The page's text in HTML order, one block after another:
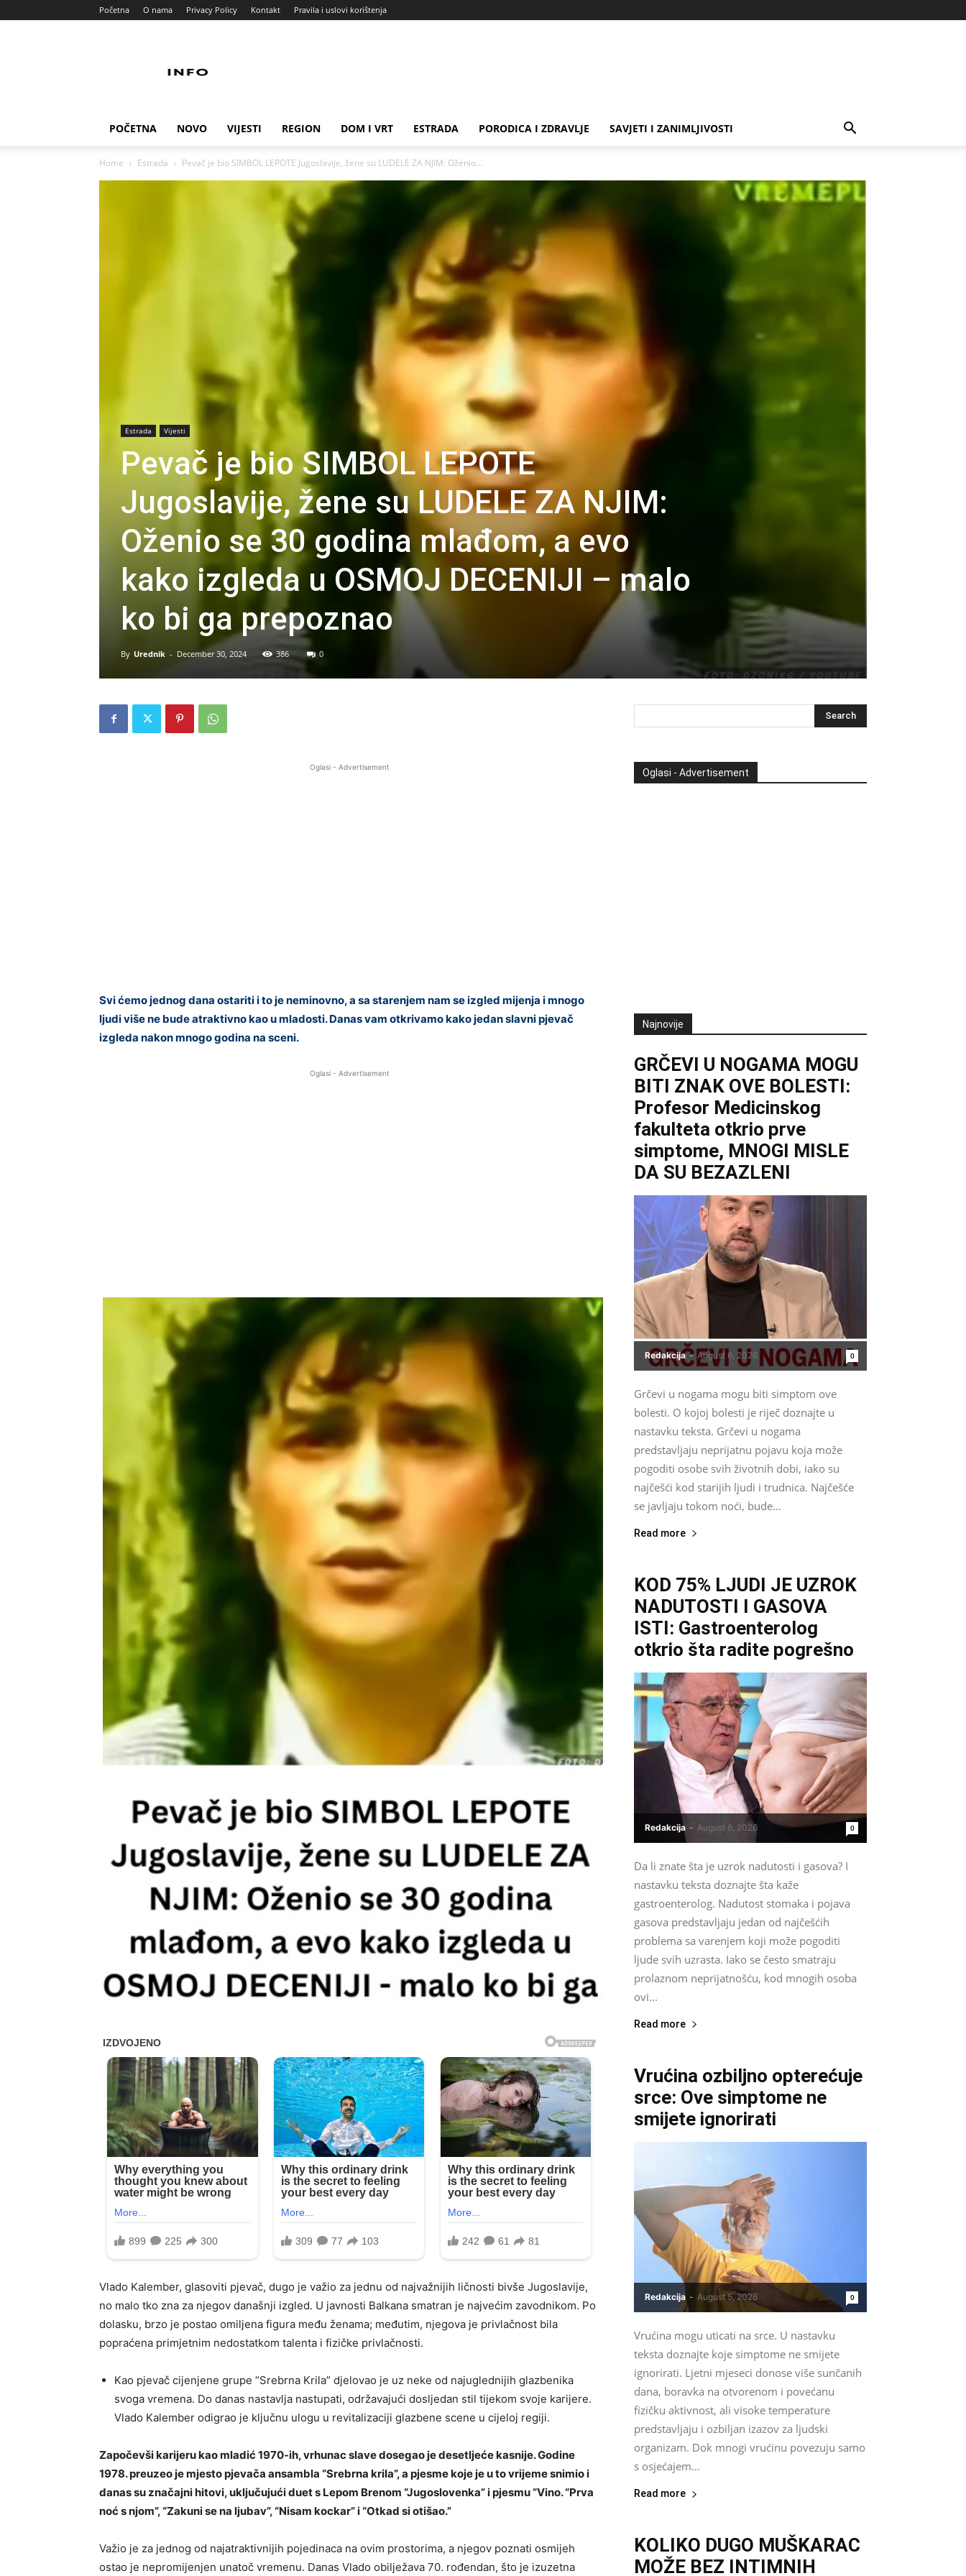
Početna O nama Privacy Policy Kontakt Pravila i uslovi korištenja
POČETNA NOVO VIJESTI REGION DOM I VRT ESTRADA PORODICA I ZDRAVLJE SAVJETI I ZANIMLJIVOSTI
Home Estrada Pevač je bio SIMBOL LEPOTE Jugoslavije, žene su LUDELE ZA NJIM: Oženio...
Estrada Vijesti
Pevač je bio SIMBOL LEPOTE
Jugoslavije, žene su LUDELE ZA NJIM:
Oženio se 30 godina mlađom, a evo
kako izgleda u OSMOJ DECENIJI – malo
ko bi ga prepoznao
By Urednik - December 30, 2024 386 0
Oglasi - Advertisement
Svi ćemo jednog dana ostariti i to je neminovno, a sa starenjem nam se izgled mijenja i mnogo
ljudi više ne bude atraktivno kao u mladosti. Danas vam otkrivamo kako jedan slavni pjevač
izgleda nakon mnogo godina na sceni.
Oglasi - Advertisement
Vlado Kalember, glasoviti pjevač, dugo je važio za jednu od najvažnijih ličnosti bivše Jugoslavije,
no malo tko zna za njegov današnji izgled. U javnosti Balkana smatran je najvećim zavodnikom. Po
dolasku, brzo je postao omiljena figura među ženama; međutim, njegova je privlačnost bila
popraćena primjetnim nedostatkom talenta i fizičke privlačnosti.
Kao pjevač cijenjene grupe “Srebrna Krila” djelovao je uz neke od najuglednijih glazbenika
svoga vremena. Do danas nastavlja nastupati, održavajući dosljedan stil tijekom svoje karijere.
Vlado Kalember odigrao je ključnu ulogu u revitalizaciji glazbene scene u cijeloj regiji.
Započevši karijeru kao mladić 1970-ih, vrhunac slave dosegao je desetljeće kasnije. Godine
1978. preuzeo je mjesto pjevača ansambla “Srebrna krila”, a pjesme koje je u to vrijeme snimio i
danas su značajni hitovi, uključujući duet s Lepom Brenom “Jugoslovenka” i pjesmu “Vino. “Prva
noć s njom”, “Zakuni se na ljubav”, “Nisam kockar” i “Otkad si otišao.”
Važio je za jednog od najatraktivnijih pojedinaca na ovim prostorima, a njegov poznati osmijeh
ostao je nepromijenjen unatoč vremenu. Danas Vlado obilježava 70. rođendan, što je izuzetna
Oglasi - Advertisement
Najnovije
GRČEVI U NOGAMA MOGU
BITI ZNAK OVE BOLESTI:
Profesor Medicinskog
fakulteta otkrio prve
simptome, MNOGI MISLE
DA SU BEZAZLENI
Redakcija - August 6, 2026 0
Grčevi u nogama mogu biti simptom ove
bolesti. O kojoj bolesti je riječ doznajte u
nastavku teksta. Grčevi u nogama
predstavljaju neprijatnu pojavu koja može
pogoditi osobe svih životnih dobi, iako su
najčešći kod starijih ljudi i trudnica. Najčešće
se javljaju tokom noći, bude...
Read more
KOD 75% LJUDI JE UZROK
NADUTOSTI I GASOVA
ISTI: Gastroenterolog
otkrio šta radite pogrešno
Redakcija - August 6, 2026 0
Da li znate šta je uzrok nadutosti i gasova? I
nastavku teksta doznajte šta kaže
gastroenterolog. Nadutost stomaka i pojava
gasova predstavljaju jedan od najčešćih
problema sa varenjem koji može pogoditi
ljude svih uzrasta. Iako se često smatraju
prolaznom neprijatnošću, kod mnogih osoba
ovi...
Read more
Vrućina ozbiljno opterećuje
srce: Ove simptome ne
smijete ignorirati
Redakcija - August 5, 2026 0
Vrućina mogu uticati na srce. U nastavku
teksta doznajte koje simptome ne smijete
ignorirati. Ljetni mjeseci donose više sunčanih
dana, boravka na otvorenom i povećanu
fizičku aktivnost, ali visoke temperature
predstavljaju i ozbiljan izazov za ljudski
organizam. Dok mnogi vrućinu povezuju samo
s osjećajem...
Read more
KOLIKO DUGO MUŠKARAC
MOŽE BEZ INTIMNIH